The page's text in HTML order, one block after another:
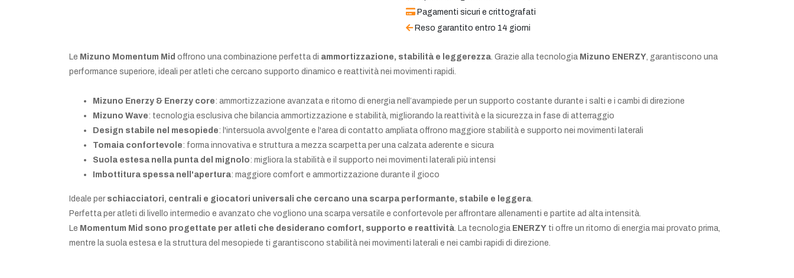
Pagamenti sicuri e crittografati
Reso garantito entro 14 giorni
Le Mizuno Momentum Mid offrono una combinazione perfetta di ammortizzazione, stabilità e leggerezza . Grazie alla tecnologia Mizuno ENERZY , garantiscono una
performance superiore, ideali per atleti che cercano supporto dinamico e reattività nei movimenti rapidi.
Mizuno Enerzy & Enerzy core: ammortizzazione avanzata e ritorno di energia nell’avampiede per un supporto costante durante i salti e i cambi di direzione
Mizuno Wave: tecnologia esclusiva che bilancia ammortizzazione e stabilità, migliorando la reattività e la sicurezza in fase di atterraggio
Design stabile nel mesopiede: l'intersuola avvolgente e l'area di contatto ampliata offrono maggiore stabilità e supporto nei movimenti laterali
Tomaia confortevole: forma innovativa e struttura a mezza scarpetta per una calzata aderente e sicura
Suola estesa nella punta del mignolo: migliora la stabilità e il supporto nei movimenti laterali più intensi
Imbottitura spessa nell'apertura: maggiore comfort e ammortizzazione durante il gioco
Ideale per schiacciatori, centrali e giocatori universali che cercano una scarpa performante, stabile e leggera
Perfetta per atleti di livello intermedio e avanzato che vogliono una scarpa versatile e confortevole per affrontare allenamenti e partite ad alta intensità.
Le Momentum Mid sono progettate per atleti che desiderano comfort, supporto e reattività . La tecnologia ENERZY ti offre un ritorno di energia mai provato prima,
mentre la suola estesa e la struttura del mesopiede ti garantiscono stabilità nei movimenti laterali e nei cambi rapidi di direzione.